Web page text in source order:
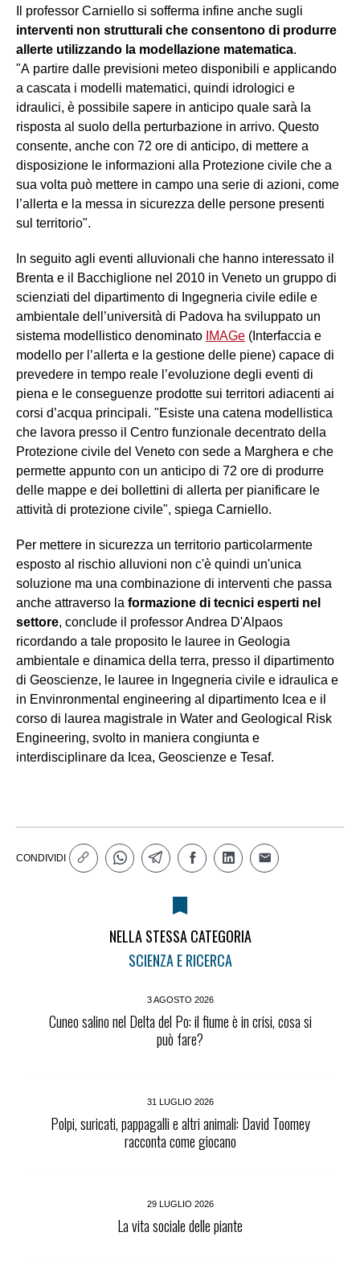
Il professor Carniello si sofferma infine anche sugli
interventi non strutturali che consentono di produrre
allerte utilizzando la modellazione matematica.
"A partire dalle previsioni meteo disponibili e applicando
a cascata i modelli matematici, quindi idrologici e
idraulici, è possibile sapere in anticipo quale sarà la
risposta al suolo della perturbazione in arrivo. Questo
consente, anche con 72 ore di anticipo, di mettere a
disposizione le informazioni alla Protezione civile che a
sua volta può mettere in campo una serie di azioni, come
l’allerta e la messa in sicurezza delle persone presenti
sul territorio".
In seguito agli eventi alluvionali che hanno interessato il
Brenta e il Bacchiglione nel 2010 in Veneto un gruppo di
scienziati del dipartimento di Ingegneria civile edile e
ambientale dell’università di Padova ha sviluppato un
sistema modellistico denominato IMAGe (Interfaccia e
modello per l’allerta e la gestione delle piene) capace di
prevedere in tempo reale l’evoluzione degli eventi di
piena e le conseguenze prodotte sui territori adiacenti ai
corsi d’acqua principali. "Esiste una catena modellistica
che lavora presso il Centro funzionale decentrato della
Protezione civile del Veneto con sede a Marghera e che
permette appunto con un anticipo di 72 ore di produrre
delle mappe e dei bollettini di allerta per pianificare le
attività di protezione civile", spiega Carniello.
Per mettere in sicurezza un territorio particolarmente
esposto al rischio alluvioni non c'è quindi un'unica
soluzione ma una combinazione di interventi che passa
anche attraverso la formazione di tecnici esperti nel
settore, conclude il professor Andrea D'Alpaos
ricordando a tale proposito le lauree in Geologia
ambientale e dinamica della terra, presso il dipartimento
di Geoscienze, le lauree in Ingegneria civile e idraulica e
in Envinronmental engineering al dipartimento Icea e il
corso di laurea magistrale in Water and Geological Risk
Engineering, svolto in maniera congiunta e
interdisciplinare da Icea, Geoscienze e Tesaf.
CONDIVIDI
NELLA STESSA CATEGORIA
SCIENZA E RICERCA
3 AGOSTO 2026
Cuneo salino nel Delta del Po: il fiume è in crisi, cosa si
può fare?
31 LUGLIO 2026
Polpi, suricati, pappagalli e altri animali: David Toomey
racconta come giocano
29 LUGLIO 2026
La vita sociale delle piante